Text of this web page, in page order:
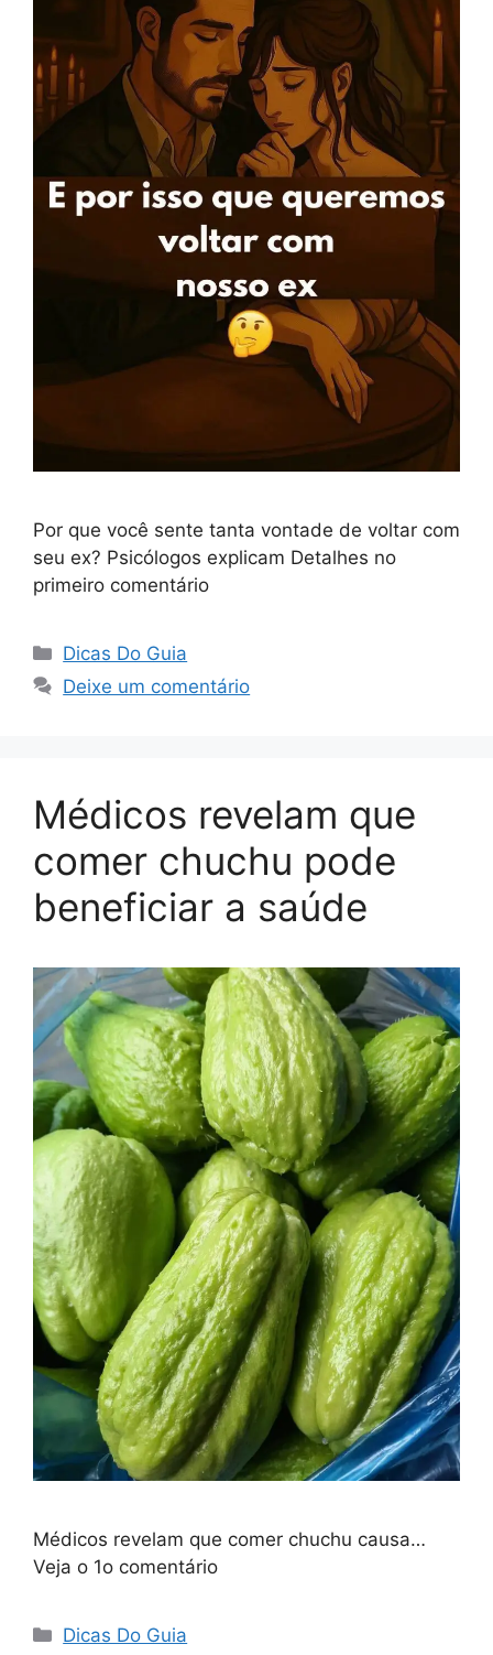
Por que você sente tanta vontade de voltar com
seu ex? Psicólogos explicam Detalhes no
primeiro comentário
Categorias
Dicas Do Guia
Deixe um comentário
Médicos revelam que
comer chuchu pode
beneficiar a saúde
Médicos revelam que comer chuchu causa…
Veja o 1o comentário
Categorias
Dicas Do Guia